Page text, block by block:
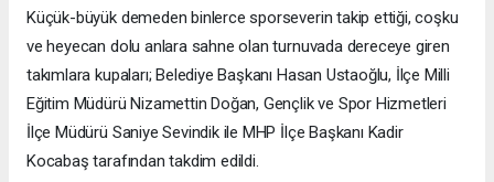
Küçük-büyük demeden binlerce sporseverin takip ettiği, coşku
ve heyecan dolu anlara sahne olan turnuvada dereceye giren
takımlara kupaları; Belediye Başkanı Hasan Ustaoğlu, İlçe Milli
Eğitim Müdürü Nizamettin Doğan, Gençlik ve Spor Hizmetleri
İlçe Müdürü Saniye Sevindik ile MHP İlçe Başkanı Kadir
Kocabaş tarafından takdim edildi.